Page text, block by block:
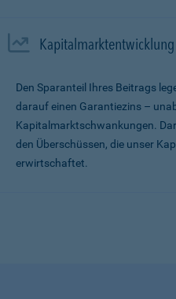
Kapitalmarktentwicklung
Den Sparanteil Ihres Beitrags
darauf einen Garantiezins –
Kapitalmarktschwankungen.
den Überschüssen, die unser
erwirtschaftet.